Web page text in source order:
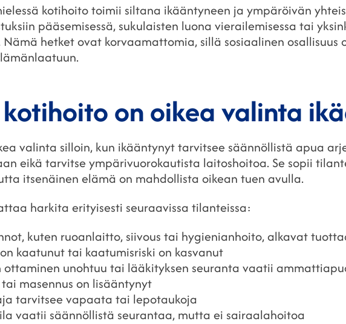
kotihoito toimii siltana ikääntyneen ja ympäröivän
pääsemisessä, sukulaisten luona vierailemisessa tai
Nämä hetket ovat korvaamattomia, sillä sosiaalinen osallisuus
on oikea valinta
valinta silloin, kun ikääntynyt tarvitsee säännöllistä apua
eikä tarvitse ympärivuorokautista laitoshoitoa. Se sopii
itsenäinen elämä on mahdollista oikean tuen avulla.
harkita erityisesti seuraavissa tilanteissa:
kuten ruoanlaitto, siivous tai hygienianhoito, alkavat
kaatunut tai kaatumisriski on kasvanut
ottaminen unohtuu tai lääkityksen seuranta vaatii
tai masennus on lisääntynyt
tarvitsee vapaata tai lepotaukoja
vaatii säännöllistä seurantaa, mutta ei sairaalahoitoa